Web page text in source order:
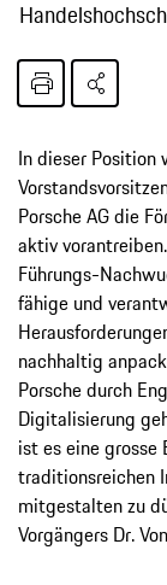
In dieser
Porsche AG die
aktiv
Führungs-
fähige und
nachhaltig
Porsche durch
Digitalisierung
ist es eine grosse
traditionsreichen
mitgestalten zu
Vorgängers Dr.